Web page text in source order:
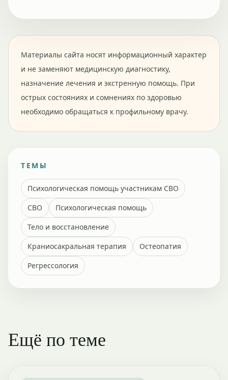
Материалы сайта носят информационный характер
и не заменяют медицинскую диагностику,
назначение лечения и экстренную помощь. При
острых состояниях и сомнениях по здоровью
необходимо обращаться к профильному врачу.
ТЕМЫ
Психологическая помощь участникам СВО
СВО
Психологическая помощь
Тело и восстановление
Краниосакральная терапия
Остеопатия
Регрессология
Ещё по теме